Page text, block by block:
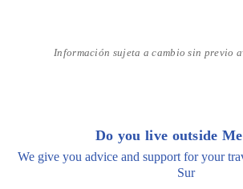
Información sujeta a cambio sin previo
Do you live outside
We give you advice and support for your
Sur